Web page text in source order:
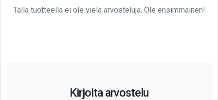
Tällä tuotteella ei ole vielä arvosteluja. Ole ensimmäinen!
Kirjoita arvostelu